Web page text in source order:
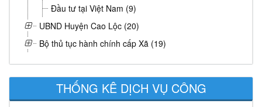
Đầu tư tại Việt Nam (9)
UBND Huyện Cao Lộc (20)
Bộ thủ tục hành chính cấp Xã (19)
THỐNG KÊ DỊCH VỤ CÔNG